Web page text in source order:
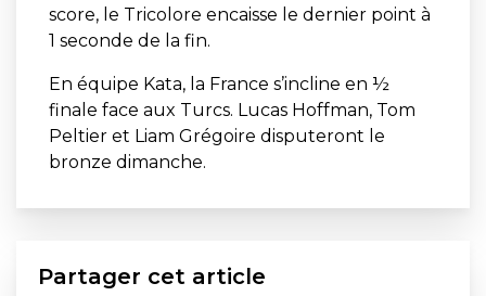
score, le Tricolore encaisse le dernier point à
1 seconde de la fin.
En équipe Kata, la France s’incline en ½
finale face aux Turcs. Lucas Hoffman, Tom
Peltier et Liam Grégoire disputeront le
bronze dimanche.
Partager cet article